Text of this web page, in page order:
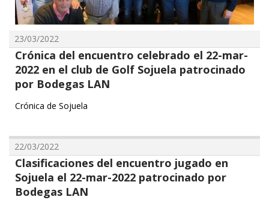
23/03/2022
Crónica del encuentro celebrado el 22-mar-
2022 en el club de Golf Sojuela patrocinado
por Bodegas LAN
Crónica de Sojuela
22/03/2022
Clasificaciones del encuentro jugado en
Sojuela el 22-mar-2022 patrocinado por
Bodegas LAN